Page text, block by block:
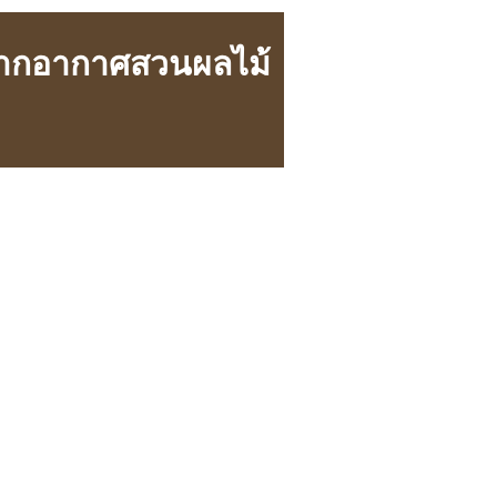
กอากาศสวนผลไม้